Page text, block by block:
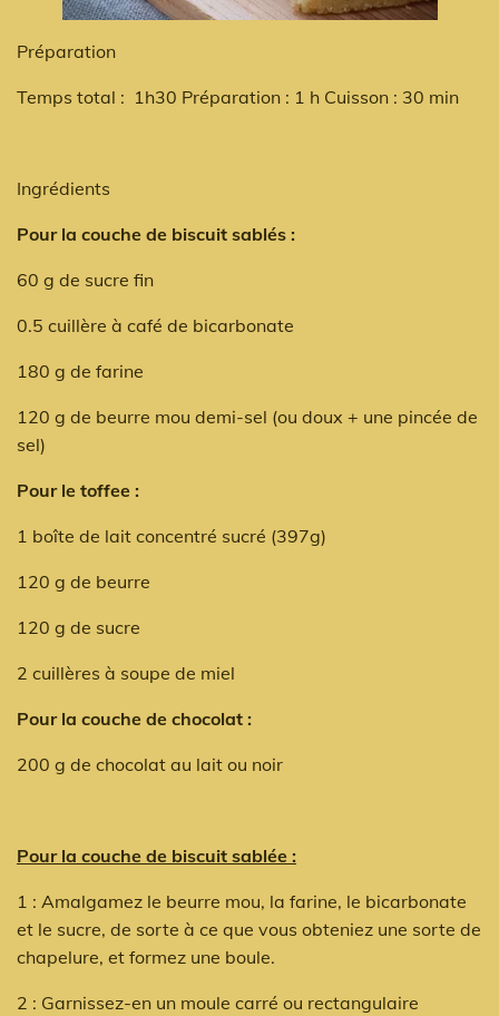
Préparation
Temps total : 1h30 Préparation : 1 h Cuisson : 30 min
Ingrédients
Pour la couche de biscuit sablés :
60 g de sucre fin
0.5 cuillère à café de bicarbonate
180 g de farine
120 g de beurre mou demi-sel (ou doux + une pincée de
sel)
Pour le toffee :
1 boîte de lait concentré sucré (397g)
120 g de beurre
120 g de sucre
2 cuillères à soupe de miel
Pour la couche de chocolat :
200 g de chocolat au lait ou noir
Pour la couche de biscuit sablée :
1 : Amalgamez le beurre mou, la farine, le bicarbonate
et le sucre, de sorte à ce que vous obteniez une sorte de
chapelure, et formez une boule.
2 : Garnissez-en un moule carré ou rectangulaire